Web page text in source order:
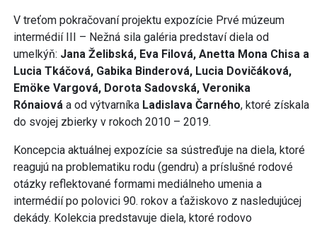
V treťom pokračovaní projektu expozície Prvé múzeum
intermédií III – Nežná sila galéria predstaví diela od
umelkýň: Jana Želibská, Eva Filová, Anetta Mona Chisa a
Lucia Tkáčová, Gabika Binderová, Lucia Dovičáková,
Emöke Vargová, Dorota Sadovská, Veronika
Rónaiová a od výtvarníka Ladislava Čarného, ktoré získala
do svojej zbierky v rokoch 2010 – 2019.
Koncepcia aktuálnej expozície sa sústreďuje na diela, ktoré
reagujú na problematiku rodu (gendru) a príslušné rodové
otázky reflektované formami mediálneho umenia a
intermédií po polovici 90. rokov a ťažiskovo z nasledujúcej
dekády. Kolekcia predstavuje diela, ktoré rodovo